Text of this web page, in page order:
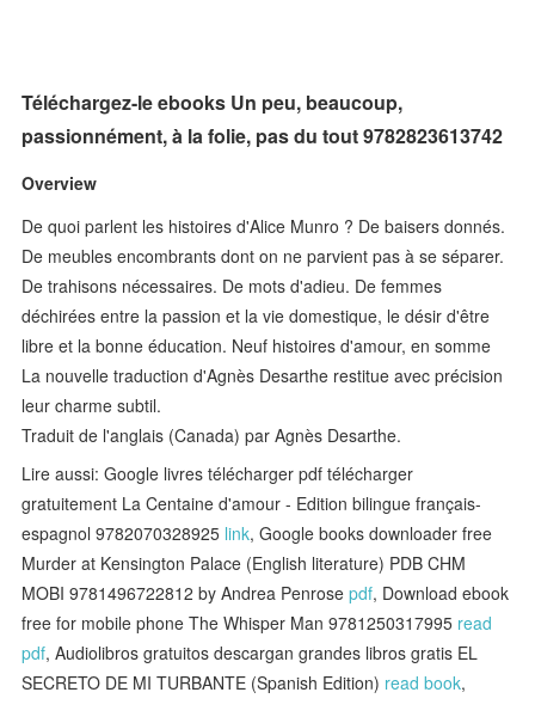
Téléchargez-le ebooks Un peu, beaucoup,
passionnément, à la folie, pas du tout 9782823613742
Overview
De quoi parlent les histoires d'Alice Munro ? De baisers donnés.
De meubles encombrants dont on ne parvient pas à se séparer.
De trahisons nécessaires. De mots d'adieu. De femmes
déchirées entre la passion et la vie domestique, le désir d'être
libre et la bonne éducation. Neuf histoires d'amour, en somme
La nouvelle traduction d'Agnès Desarthe restitue avec précision
leur charme subtil.
Traduit de l'anglais (Canada) par Agnès Desarthe.
Lire aussi: Google livres télécharger pdf télécharger
gratuitement La Centaine d'amour - Edition bilingue français-
espagnol 9782070328925 link, Google books downloader free
Murder at Kensington Palace (English literature) PDB CHM
MOBI 9781496722812 by Andrea Penrosepdf, Download ebook
free for mobile phone The Whisper Man 9781250317995 read
pdf, Audiolibros gratuitos descargan grandes libros gratis EL
SECRETO DE MI TURBANTE (Spanish Edition) read book,